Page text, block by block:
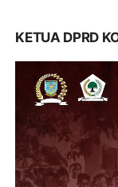
KETUA DPRD